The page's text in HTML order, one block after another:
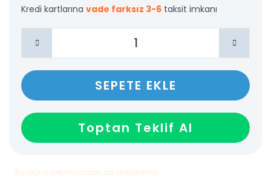
Kredi kartlarına vade farksız 3-6 taksit imkanı
SEPETE EKLE
Toptan Teklif Al
Bu ürünü depomuzdan da alabilirsiniz